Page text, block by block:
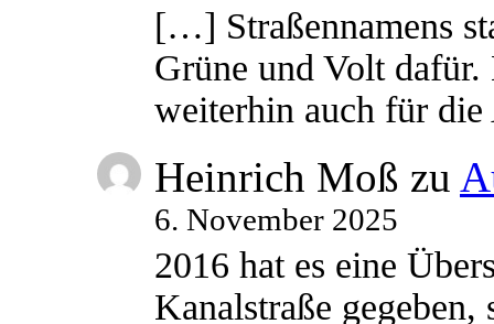
[…] Straßennamens
Grüne und Volt
weiterhin auch für
Heinrich Moß zu
6. November 2025
2016 hat es eine
Kanalstraße